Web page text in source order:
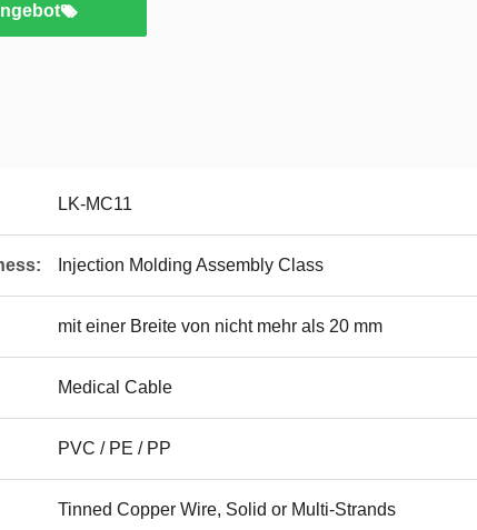
LK-MC11
Injection Molding Assembly Class
mit einer Breite von nicht mehr als 20 mm
Medical Cable
PVC / PE / PP
Tinned Copper Wire, Solid or Multi-Strands